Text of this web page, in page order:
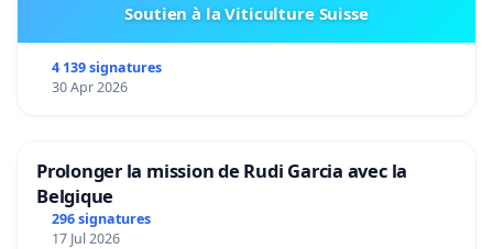
Soutien à la Viticulture Suisse
4 139 signatures
30 Apr 2026
Prolonger la mission de Rudi Garcia avec la
Belgique
296 signatures
17 Jul 2026